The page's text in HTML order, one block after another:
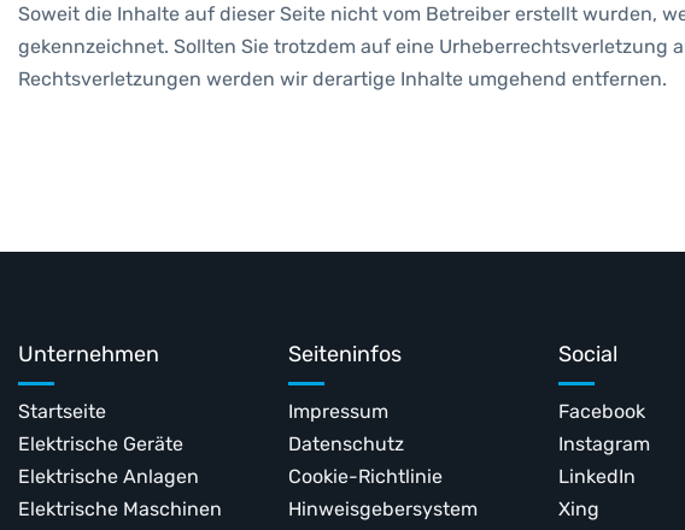
Soweit die Inhalte auf dieser Seite nicht vom Betreiber erstellt wurden,
gekennzeichnet. Sollten Sie trotzdem auf eine
Rechtsverletzungen werden wir derartige Inhalte umgehend entfernen.
Unternehmen
Startseite
Elektrische Geräte
Elektrische Anlagen
Elektrische Maschinen
Seiteninfos
Impressum
Datenschutz
Cookie-Richtlinie
Hinweisgebersystem
Social
Facebook
Instagram
LinkedIn
Xing